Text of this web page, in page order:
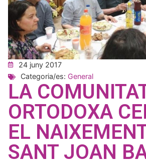
24 juny 2017
Categoria/es: General
LA
ORTODOXA
EL
SANT JOAN